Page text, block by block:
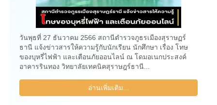
วันพุธที่ 27 ธันวาคม 2566 สถานีตำรวจภูธรเมืองสุราษฏร์
ธานี แจ้งข่าวสารให้ความรู้กับนักเรียน นักศึกษา เรื่อง โทษ
ของบุหรี่ไฟฟ้า และเตือนภัยออนไลน์ ณ โดมอเนกประสงค์
อาคารรินทอง วิทยาลัยเทคนิคสุราษฎร์ธานี...
อ่านเพิ่มเติม...